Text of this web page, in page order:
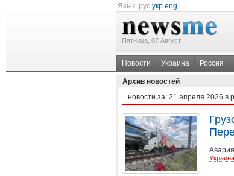
Язык: рус укр eng
Пятница, 07 Август
Новости Украина Россия
Архив новостей
новости за: 21 апреля 2026 в
Украина